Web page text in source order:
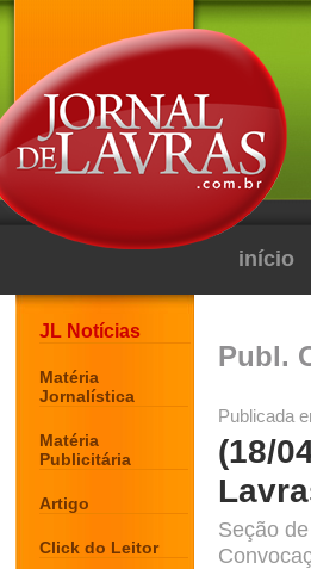
início
JL Notícias
Matéria
Jornalística
Matéria
Publicitária
Artigo
Click do Leitor
Publ.
Publicada
(18/
Seção